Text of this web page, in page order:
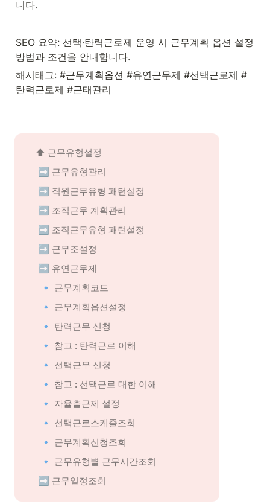
니다.
SEO 요약: 선택·탄력근로제 운영 시 근무계획 옵션 설정
방법과 조건을 안내합니다.
해시태그: #근무계획옵션 #유연근무제 #선택근로제 #
탄력근로제 #근태관리
⬆️ 근무유형설정
➡️ 근무유형관리
➡️ 직원근무유형 패턴설정
➡️ 조직근무 계획관리
➡️ 조직근무유형 패턴설정
➡️ 근무조설정
➡️ 유연근무제
🔹 근무계획코드
🔹 근무계획옵션설정
🔹 탄력근무 신청
🔹 참고 : 탄력근로 이해
🔹 선택근무 신청
🔹 참고 : 선택근로 대한 이해
🔹 자율출근제 설정
🔹 선택근로스케줄조회
🔹 근무계획신청조회
🔹 근무유형별 근무시간조회
➡️ 근무일정조회